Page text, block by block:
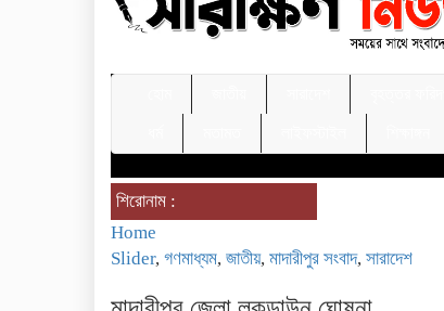
শিরোনাম :
Home
Slider, গণমাধ্যম, জাতীয়, মাদারীপুর সংবাদ, সারাদেশ